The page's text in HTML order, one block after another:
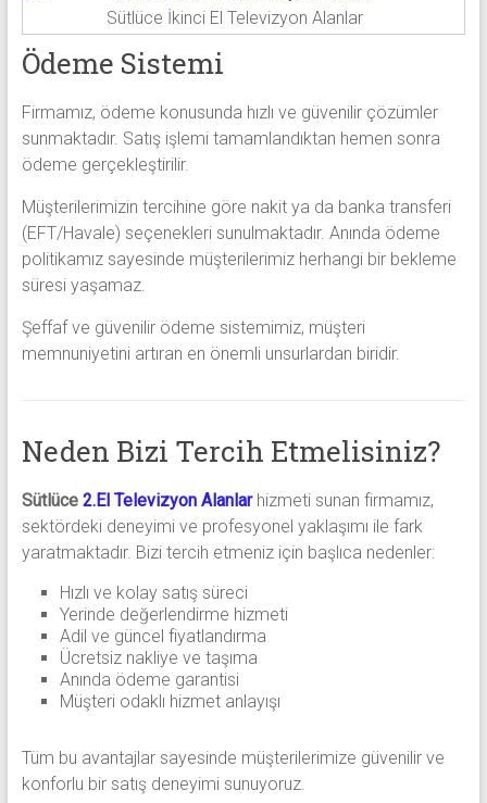
Sütlüce İkinci El Televizyon Alanlar
Ödeme Sistemi
Firmamız, ödeme konusunda hızlı ve güvenilir çözümler
sunmaktadır. Satış işlemi tamamlandıktan hemen sonra
ödeme gerçekleştirilir.
Müşterilerimizin tercihine göre nakit ya da banka transferi
(EFT/Havale) seçenekleri sunulmaktadır. Anında ödeme
politikamız sayesinde müşterilerimiz herhangi bir bekleme
süresi yaşamaz.
Şeffaf ve güvenilir ödeme sistemimiz, müşteri
memnuniyetini artıran en önemli unsurlardan biridir.
Neden Bizi Tercih Etmelisiniz?
Sütlüce 2.El Televizyon Alanlarhizmeti sunan firmamız,
sektördeki deneyimi ve profesyonel yaklaşımı ile fark
yaratmaktadır. Bizi tercih etmeniz için başlıca nedenler:
Hızlı ve kolay satış süreci
Yerinde değerlendirme hizmeti
Adil ve güncel fiyatlandırma
Ücretsiz nakliye ve taşıma
Anında ödeme garantisi
Müşteri odaklı hizmet anlayışı
Tüm bu avantajlar sayesinde müşterilerimize güvenilir ve
konforlu bir satış deneyimi sunuyoruz.